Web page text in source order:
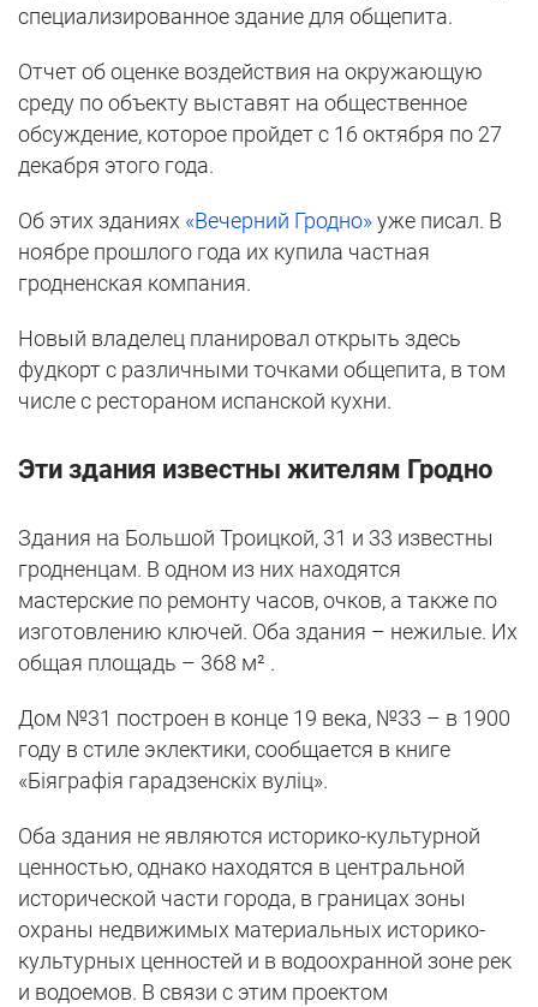
специализированное здание для общепита.
Отчет об оценке воздействия на окружающую
среду по объекту выставят на общественное
обсуждение, которое пройдет с 16 октября по 27
декабря этого года.
Об этих зданиях «Вечерний Гродно»уже писал. В
ноябре прошлого года их купила частная
гродненская компания.
Новый владелец планировал открыть здесь
фудкорт с различными точками общепита, в том
числе с рестораном испанской кухни.
Эти здания известны жителям Гродно
Здания на Большой Троицкой, 31 и 33 известны
гродненцам. В одном из них находятся
мастерские по ремонту часов, очков, а также по
изготовлению ключей. Оба здания – нежилые. Их
общая площадь – 368 м² .
Дом №31 построен в конце 19 века, №33 – в 1900
году в стиле эклектики, сообщается в книге
«Бiяграфiя гарадзенскiх вулiц».
Оба здания не являются историко-культурной
ценностью, однако находятся в центральной
исторической части города, в границах зоны
охраны недвижимых материальных историко-
культурных ценностей и в водоохранной зоне рек
и водоемов. В связи с этим проектом